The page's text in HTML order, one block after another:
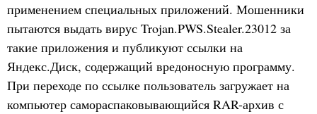
применением специальных приложений. Мошенники
пытаются выдать вирус Trojan.PWS.Stealer.23012 за
такие приложения и публикуют ссылки на
Яндекс.Диск, содержащий вредоносную программу.
При переходе по ссылке пользователь загружает на
компьютер самораспаковывающийся RAR-архив с